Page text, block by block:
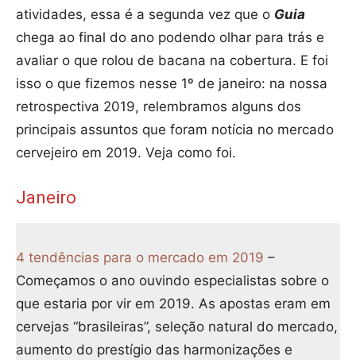
atividades, essa é a segunda vez que o Guia
chega ao final do ano podendo olhar para trás e
avaliar o que rolou de bacana na cobertura. E foi
isso o que fizemos nesse 1º de janeiro: na nossa
retrospectiva 2019, relembramos alguns dos
principais assuntos que foram notícia no mercado
cervejeiro em 2019. Veja como foi.
Janeiro
4 tendências para o mercado em 2019 –
Começamos o ano ouvindo especialistas sobre o
que estaria por vir em 2019. As apostas eram em
cervejas “brasileiras”, seleção natural do mercado,
aumento do prestígio das harmonizações e